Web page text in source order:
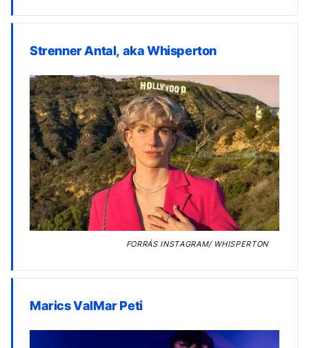
Strenner Antal, aka Whisperton
FORRÁSINSTAGRAM/ WHISPERTON
Marics ValMar Peti